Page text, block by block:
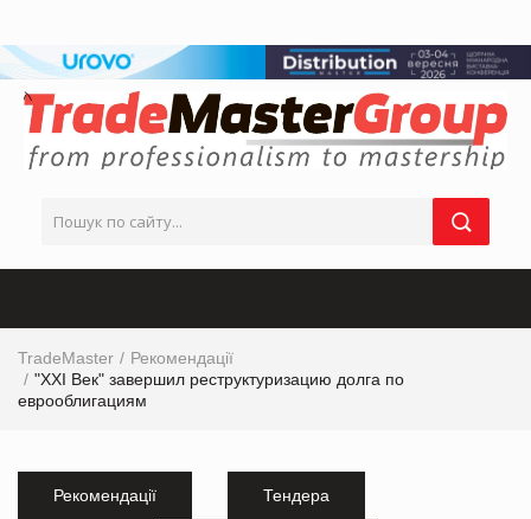
TradeMaster
Рекомендації
"XXI Век" завершил реструктуризацию долга по
еврооблигациям
Рекомендації Тендера